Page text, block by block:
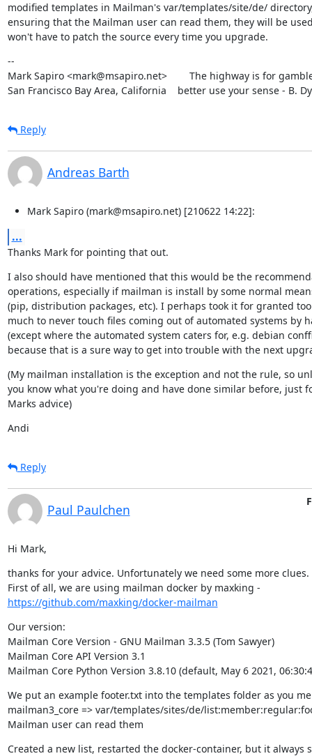
modified templates in Mailman's var/templates/site/de/
ensuring that the Mailman user can read them, they will be
won't have to patch the source every time you upgrade.
--
Mark Sapiro <mark@msapiro.net>        The highway is for
San Francisco Bay Area, California    better use your sense - B.
Reply
Andreas Barth
Mark Sapiro (mark@msapiro.net) [210622 14:22]:
...
Thanks Mark for pointing that out.
I also should have mentioned that this would be the
operations, especially if mailman is install by some normal
(pip, distribution packages, etc). I perhaps took it for granted too
much to never touch files coming out of automated systems by
(except where the automated system caters for, e.g. debian
because that is a sure way to get into trouble with the next
(My mailman installation is the exception and not the rule, so
you know what you're doing and have done similar before, just
Marks advice)
Andi
Reply
Paul Paulchen
Hi Mark,
thanks for your advice. Unfortunately we need some more clues.
https://github.com/maxking/docker-mailman
Our version:
Mailman Core Version - GNU Mailman 3.3.5 (Tom Sawyer)
Mailman Core API Version 3.1
Mailman Core Python Version 3.8.10 (default, May 6 2021,
We put an example footer.txt into the templates folder as you
mailman3_core => var/templates/sites/de/
Mailman user can read them
Created a new list, restarted the docker-container, but it always